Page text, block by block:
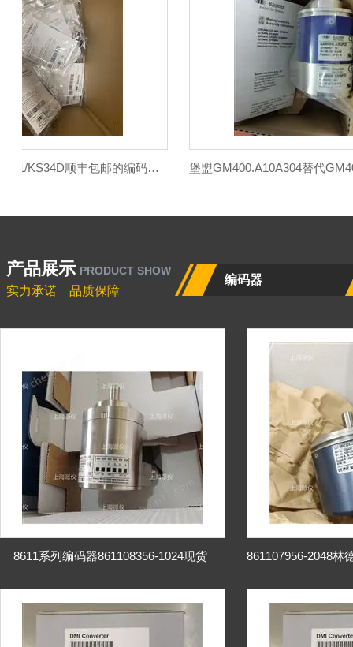
MZCK 03P1011/KS34D顺丰包邮的编码器传感器
产品展示 PRODUCT SHOW
实力承诺 品质保障
编码器
8611系列编码器861108356-1024现货